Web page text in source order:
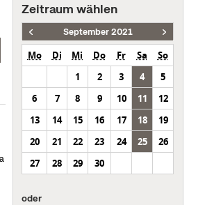
Zeitraum wählen
September 2021
Mo Di Mi Do Fr Sa
So
1
2 3 4
5
6
7 8 9 10 11
12
13
14 15 16 17 18
19
20
21 22 23 24 25
26
27
28 29 30
oder